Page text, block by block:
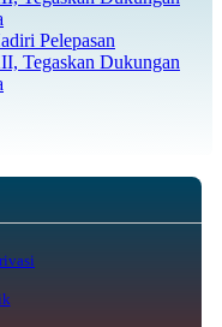
Pelepasan
Tegaskan Dukungan